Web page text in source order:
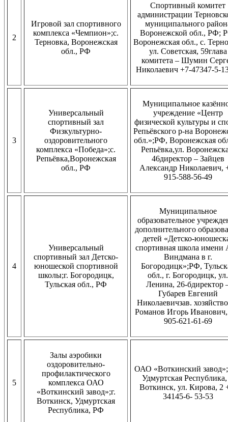
2
Игровой зал спортивного
комплекса «Чемпион»;c.
Терновка, Воронежская
обл., РФ
Спортивный комитет
администрации
муниципального
Воронежской обл., РФ;
Воронежская обл., c.
ул. Советская, 59глава
комитета – Шумин
Николаевич +7-47347-5-
3
Универсальный
спортивный зал
Физкультурно-
оздоровительного
комплекса «Победа»;с.
Репьёвка,Воронежская
обл., РФ
Муниципальное
учреждение «Центр
физической культуры и
Репьёвского р-на
обл.»;РФ, Воронежская
Репьёвка,ул.
46директор – Зайцев
Александр Николаевич,
915-588-56-49
4
Универсальный
спортивный зал Детско-
юношеской спортивной
школы;г. Богородицк,
Тульская обл., РФ
Муниципальное
образовательное
дополнительного
детей «Детско-
спортивная школа имени
Виндмана в г.
Богородицк»;РФ,
обл., г. Богородицк, ул.
Ленина, 26-бдиректор
Губарев Евгений
Николаевичзав.
Романов Игорь
905-621-61-69
5
Залы аэробики
оздоровительно-
профилактического
комплекса ОАО
«Воткинский завод»;г.
Воткинск, Удмуртская
Республика, РФ
ОАО «Воткинский
Удмуртская Республика,
Воткинск, ул. Кирова, 2
34145-6- 53-53